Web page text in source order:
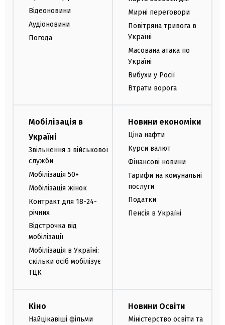
Відеоновини
Аудіоновини
Погода
Мирні переговори
Повітряна тривога в
Україні
Масована атака по
Україні
Вибухи у Росії
Втрати ворога
Мобілізація в
Україні
Звільнення з військової
служби
Мобілізація 50+
Мобілізація жінок
Контракт для 18-24-
річних
Відстрочка від
мобілізації
Мобілізація в Україні:
скільки осіб мобілізує
ТЦК
Новини економіки
Ціна нафти
Курси валют
Фінансові новини
Тарифи на комунальні
послуги
Податки
Пенсія в Україні
Кіно
Найцікавіші фільми
Новини Освіти
Міністерство освіти та